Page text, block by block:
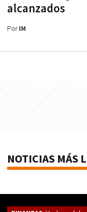
alcanzados
PorIM
NOTICIAS MÁS